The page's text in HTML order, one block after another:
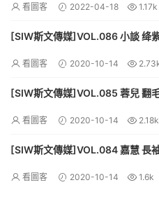
看圖客 2022-04-18 1.17k
[SIW斯文傳媒]VOL.086 小談 绛
看圖客 2020-10-14
[SIW斯文傳媒]VOL.085 蓉兒 翻
看圖客 2020-10-14 2.18k
[SIW斯文傳媒]VOL.084 嘉慧 長
看圖客 2020-10-14 1.6k